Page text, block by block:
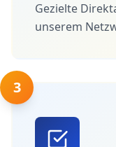
Gezielte
unserem
3